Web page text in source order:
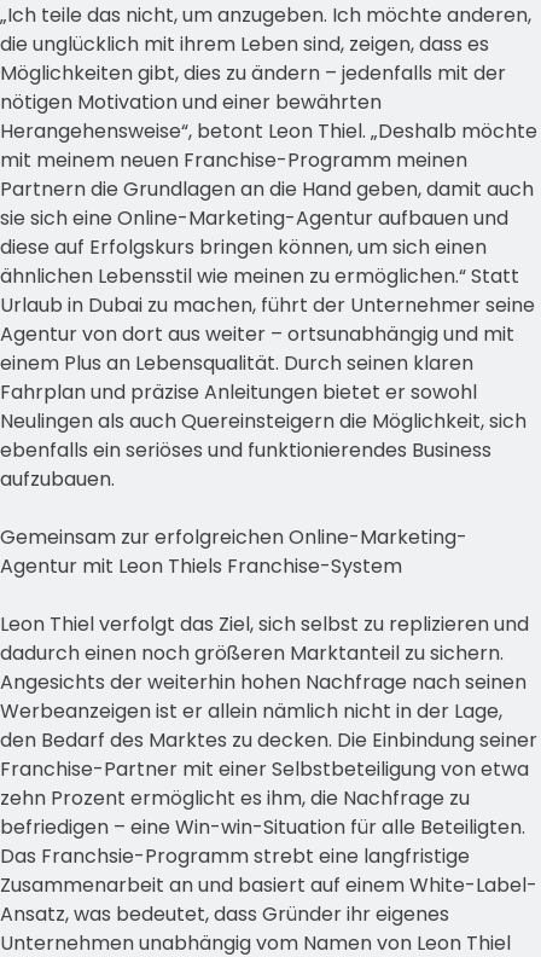
„Ich teile das nicht, um anzugeben. Ich möchte anderen,
die unglücklich mit ihrem Leben sind, zeigen, dass es
Möglichkeiten gibt, dies zu ändern – jedenfalls mit der
nötigen Motivation und einer bewährten
Herangehensweise“, betont Leon Thiel. „Deshalb möchte
mit meinem neuen Franchise-Programm meinen
Partnern die Grundlagen an die Hand geben, damit auch
sie sich eine Online-Marketing-Agentur aufbauen und
diese auf Erfolgskurs bringen können, um sich einen
ähnlichen Lebensstil wie meinen zu ermöglichen.“ Statt
Urlaub in Dubai zu machen, führt der Unternehmer seine
Agentur von dort aus weiter – ortsunabhängig und mit
einem Plus an Lebensqualität. Durch seinen klaren
Fahrplan und präzise Anleitungen bietet er sowohl
Neulingen als auch Quereinsteigern die Möglichkeit, sich
ebenfalls ein seriöses und funktionierendes Business
aufzubauen.
Gemeinsam zur erfolgreichen Online-Marketing-
Agentur mit Leon Thiels Franchise-System
Leon Thiel verfolgt das Ziel, sich selbst zu replizieren und
dadurch einen noch größeren Marktanteil zu sichern.
Angesichts der weiterhin hohen Nachfrage nach seinen
Werbeanzeigen ist er allein nämlich nicht in der Lage,
den Bedarf des Marktes zu decken. Die Einbindung seiner
Franchise-Partner mit einer Selbstbeteiligung von etwa
zehn Prozent ermöglicht es ihm, die Nachfrage zu
befriedigen – eine Win-win-Situation für alle Beteiligten.
Das Franchsie-Programm strebt eine langfristige
Zusammenarbeit an und basiert auf einem White-Label-
Ansatz, was bedeutet, dass Gründer ihr eigenes
Unternehmen unabhängig vom Namen von Leon Thiel